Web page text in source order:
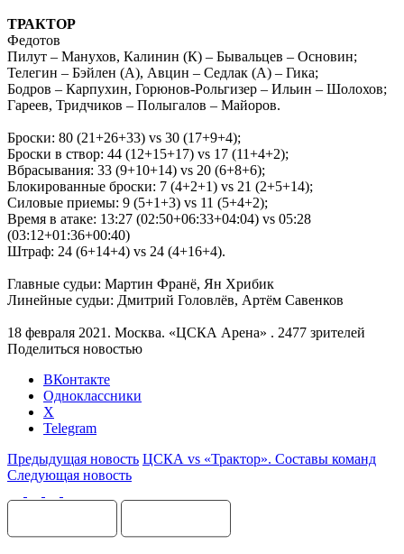
ТРАКТОР
Федотов
Пилут – Манухов, Калинин (К) – Бывальцев – Основин;
Телегин – Бэйлен (А), Авцин – Седлак (А) – Гика;
Бодров – Карпухин, Горюнов-Рольгизер – Ильин – Шолохов;
Гареев, Тридчиков – Полыгалов – Майоров.
Броски: 80 (21+26+33) vs 30 (17+9+4);
Броски в створ: 44 (12+15+17) vs 17 (11+4+2);
Вбрасывания: 33 (9+10+14) vs 20 (6+8+6);
Блокированные броски: 7 (4+2+1) vs 21 (2+5+14);
Силовые приемы: 9 (5+1+3) vs 11 (5+4+2);
Время в атаке: 13:27 (02:50+06:33+04:04) vs 05:28
(03:12+01:36+00:40)
Штраф: 24 (6+14+4) vs 24 (4+16+4).
Главные судьи: Мартин Франё, Ян Хрибик
Линейные судьи: Дмитрий Головлёв, Артём Савенков
18 февраля 2021. Москва. «ЦСКА Арена» . 2477 зрителей
Поделиться новостью
ВКонтакте
Одноклассники
X
Telegram
Предыдущая новость ЦСКА vs «Трактор». Составы команд
Следующая новость